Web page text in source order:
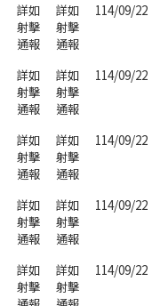
詳如
射擊
通報
詳如
射擊
通報
114/09/22
詳如
射擊
通報
詳如
射擊
通報
114/09/22
詳如
射擊
通報
詳如
射擊
通報
114/09/22
詳如
射擊
通報
詳如
射擊
通報
114/09/22
詳如
射擊
詳如
射擊
114/09/22